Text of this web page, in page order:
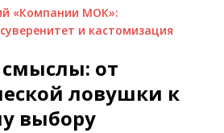
«Компании МОК»:
и кастомизация
от
ловушки к
выбору